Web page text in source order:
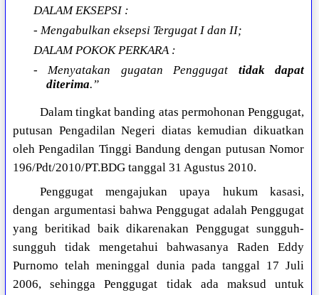
DALAM EKSEPSI :
- Mengabulkan eksepsi Tergugat I dan II;
DALAM POKOK PERKARA :
- Menyatakan gugatan Penggugat tidak dapat
diterima.”
Dalam tingkat banding atas permohonan Penggugat,
putusan Pengadilan Negeri diatas kemudian dikuatkan
oleh Pengadilan Tinggi Bandung dengan putusan Nomor
196/Pdt/2010/PT.BDG tanggal 31 Agustus 2010.
Penggugat mengajukan upaya hukum kasasi,
dengan argumentasi bahwa Penggugat adalah Penggugat
yang beritikad baik dikarenakan Penggugat sungguh-
sungguh tidak mengetahui bahwasanya Raden Eddy
Purnomo telah meninggal dunia pada tanggal 17 Juli
2006, sehingga Penggugat tidak ada maksud untuk